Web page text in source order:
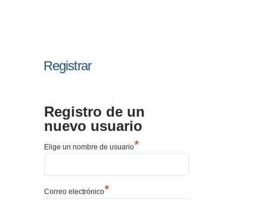
Registrar
Registro de un
nuevo usuario
Elige un nombre de usuario*
Correo electrónico*